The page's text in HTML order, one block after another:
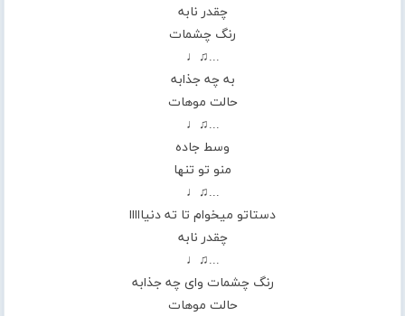
چقدر نابه
رنگ چشمات
...♫♩
به چه جذابه
حالت موهات
...♫♩
وسط جاده
منو تو تنها
...♫♩
دستاتو میخوام تا ته دنیااااا
چقدر نابه
...♫♩
رنگ چشمات وای چه جذابه
حالت موهات